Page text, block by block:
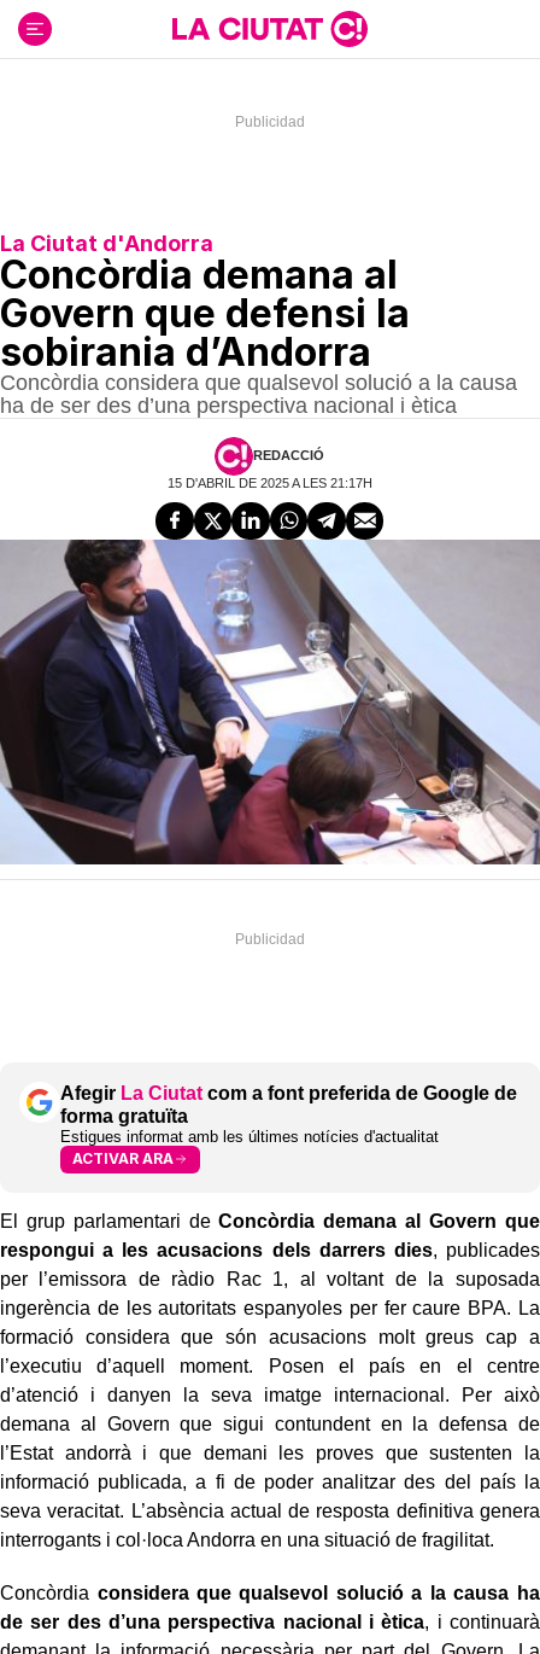
contenido
La Ciutat d'Andorra
Concòrdia demana al
Govern que defensi la
sobirania d’Andorra
Concòrdia considera que qualsevol solució a la causa
ha de ser des d’una perspectiva nacional i ètica
REDACCIÓ
15 D'ABRIL DE 2025 A LES 21:17H
Afegir La Ciutat com a font preferida de Google de
forma gratuïta
Estigues informat amb les últimes notícies d'actualitat
ACTIVAR ARA
El grup parlamentari deConcòrdia demana al Govern que
respongui a les acusacions dels darrers dies, publicades
per l’emissora de ràdio Rac 1, al voltant de la suposada
ingerència de les autoritats espanyoles per fer caure BPA. La
formació considera que són acusacions molt greus cap a
l’executiu d’aquell moment. Posen el país en el centre
d’atenció i danyen la seva imatge internacional. Per això
demana al Govern que sigui contundent en la defensa de
l’Estat andorrà i que demani les proves que sustenten la
informació publicada, a fi de poder analitzar des del país la
seva veracitat. L’absència actual de resposta definitiva genera
interrogants i col·loca Andorra en una situació de fragilitat.
Concòrdia considera que qualsevol solució a la causa ha
de ser des d’una perspectiva nacional i ètica, i continuarà